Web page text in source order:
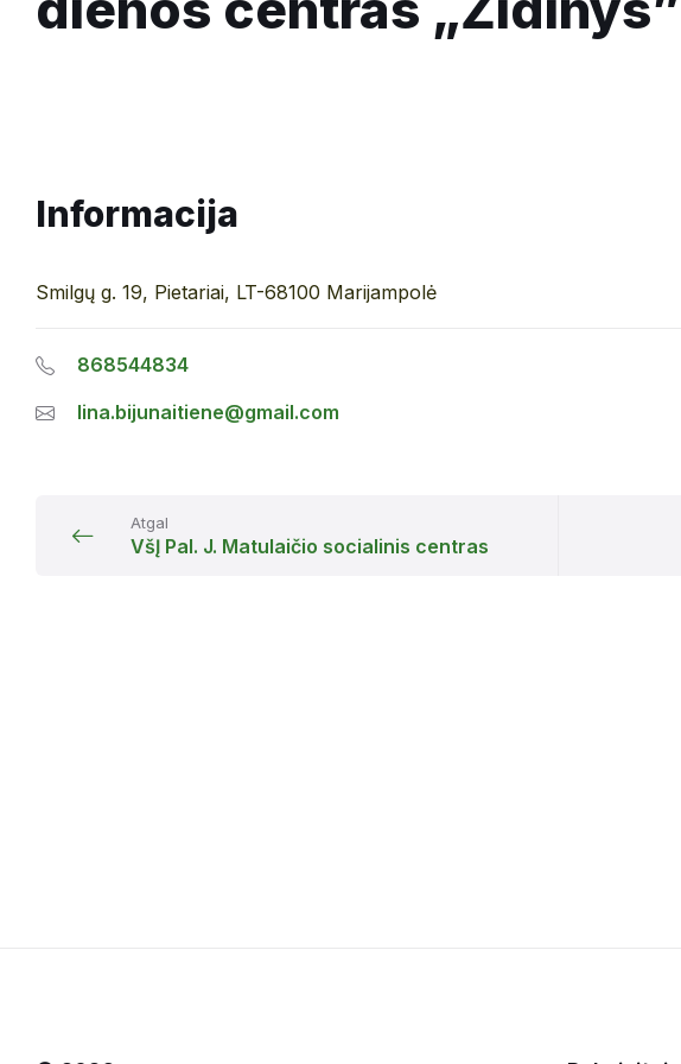
Informacija
Smilgų g. 19, Pietariai, LT-68100 Marijampolė
868544834
lina.bijunaitiene@gmail.com
Atgal
VšĮ Pal. J. Matulaičio socialinis centras